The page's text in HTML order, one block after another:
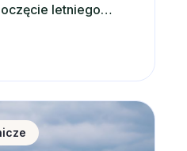
letniego
sprawiają, że
jednym z
kierunków w
Zakopane jest
dla dziecka? Postaw